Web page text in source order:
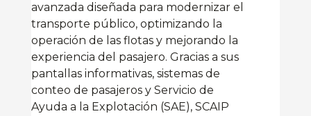
avanzada diseñada para modernizar el
transporte público, optimizando la
operación de las flotas y mejorando la
experiencia del pasajero. Gracias a sus
pantallas informativas, sistemas de
conteo de pasajeros y Servicio de
Ayuda a la Explotación (SAE), SCAIP